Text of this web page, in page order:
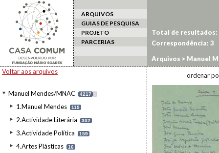
ARQUIVOS
GUIAS DE PESQUISA
PROJETO
PARCERIAS
Voltar aos arquivos
Manuel Mendes/MNAC 4217 I
1.Manuel Mendes 119
2.Actividade Literária 302
3.Actividade Política 159
4.Artes Plásticas 16
Total de resultados:
Correspondência: 3
Arquivos > Manuel
ordenar